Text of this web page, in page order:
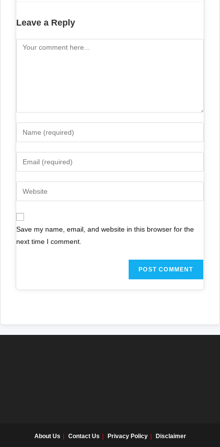
Leave a Reply
Save my name, email, and website in this browser for the
next time I comment.
About Us Contact Us Privacy Policy Disclaimer